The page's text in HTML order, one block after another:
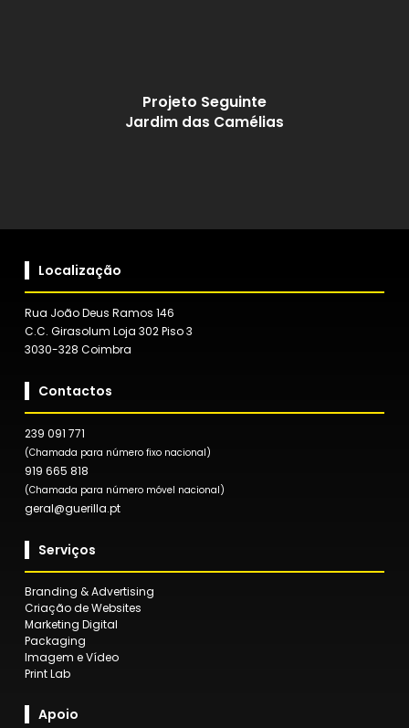
Projeto Seguinte
Jardim das Camélias
Localização
Rua João Deus Ramos 146
C.C. Girasolum Loja 302 Piso 3
3030-328 Coimbra
Contactos
239 091 771
(Chamada para número fixo nacional)
919 665 818
(Chamada para número móvel nacional)
geral@guerilla.pt
Serviços
Branding & Advertising
Criação de Websites
Marketing Digital
Packaging
Imagem e Vídeo
Print Lab
Apoio